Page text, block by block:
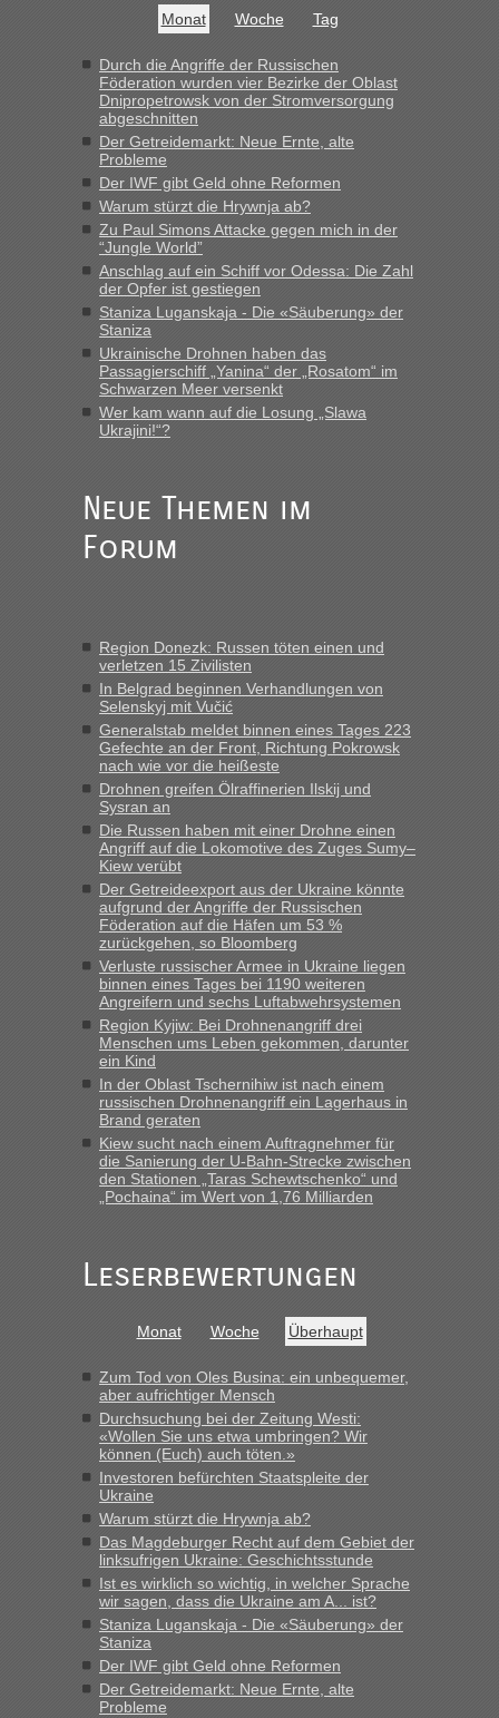
buchbar - warum auch immer ...
Hab´s versucht - bekomme aber immer angezeigt "auf dieser
Strecke fahren wir nicht"
inBerichte und Reisetipps • Re: Mit dem Zug in
die Ukraine
„Man sollte aber explizit dazu schreiben, daß es ein Zug von
LeoExpress ist - und nur auf deren Webseite kann man die
Fahrkarten kaufen. Zumindest ist es die erste Umsteigefreie
Verbindung von Deutschland...“
Recht, Visa und Dokumente • Re: Deklaration
gebrauchter Kleidung beim Zoll
„Vielen Dank, mit einem Briefchen meiner Frau im Gepäck
gab es keine Probleme“
fast 11 Milliarden aufgedeckt
„Am besten wäre natürlich, wenn die Frau mit dabei ist.
Alleinreisende Männer stehen schließlich immer unter
Milliarden aufgedeckt
„Kein Zoll. Du musst an sich nur sagen dass das privat ist
und du nicht damit handeln willst. So lange das nicht
Originalverpackt ist und ersichlich das nicht neu sollte es
keine Probleme geben“
Recht, Visa und Dokumente • Deklaration
gebrauchter Kleidung beim Zoll
„Hallo Leute, ich weiß nicht, ob ich hier richtig bin mit meiner
Anfrage. Ich möchte 4 Umzugskartons mit gebrauchter
Straßen Kleidung bei der Einreise in die Ukraine
mitnehmen. Es ist gebrauchte Kleidung...“
Berichte und Reisetipps • Re: An welchem
Grenzübergang zwischen Polen und der Ukraine geht es am
schnellsten?
„Wir sind mit unserem Wohnmobil, wie geplant am Montag
15.6. in Krakovets rüber. Sehr zeitig los gegen 5 Uhr in der
Früh. Mit sehr sehr wenig Verkehr, super bis zur Grenze. Nur
8 PKW vor der Schranke....“
inBerichte und Reisetipps • Re: An welchem
Grenzübergang zwischen Polen und der Ukraine geht es am
schnellsten?
„Gestern 6 Stunden warten vor der Grenze Richtung Polen
Grenzübergang zwischen Polen und der Ukraine geht es am
„Bin am Montag 15.6.26 um 8 Uhr in Urgyniw ausgereist,
das erste Mal an einem Montagmorgen ca. 15 Fahrzeuge
vor mir, bin sonst der Erste oder Zweite, egal, nach ca 20
Minuten wurde dann die nächste Welle...“
Berichte und Reisetipps • Re: An welchem
Grenzübergang zwischen Polen und der Ukraine geht es am
schnellsten?
„Derzeit, ist es überall sehr voll an den Grenzen Ukraine/
Polen. Zb. Krakovets 100 PKW ca. 10 h Wartezeit. Wollen
Montag rüber, versuchen es sehr früh.“
Monat Woche Tag
Durch die Angriffe der Russischen
Föderation wurden vier Bezirke der Oblast
Dnipropetrowsk von der Stromversorgung
abgeschnitten
Der Getreidemarkt: Neue Ernte, alte
Probleme
Der IWF gibt Geld ohne Reformen
Warum stürzt die Hrywnja ab?
Zu Paul Simons Attacke gegen mich in der
“Jungle World”
Anschlag auf ein Schiff vor Odessa: Die Zahl
der Opfer ist gestiegen
Staniza Luganskaja - Die «Säuberung» der
Staniza
Ukrainische Drohnen haben das
Passagierschiff „Yanina“ der „Rosatom“ im
Schwarzen Meer versenkt
Wer kam wann auf die Losung „Slawa
Ukrajini!“?
Neue Themen im
Forum
Region Donezk: Russen töten einen und
verletzen 15 Zivilisten
In Belgrad beginnen Verhandlungen von
Selenskyj mit Vučić
Generalstab meldet binnen eines Tages 223
Gefechte an der Front, Richtung Pokrowsk
nach wie vor die heißeste
Drohnen greifen Ölraffinerien Ilskij und
Sysran an
Die Russen haben mit einer Drohne einen
Angriff auf die Lokomotive des Zuges Sumy–
Kiew verübt
Der Getreideexport aus der Ukraine könnte
aufgrund der Angriffe der Russischen
Föderation auf die Häfen um 53 %
zurückgehen, so Bloomberg
Verluste russischer Armee in Ukraine liegen
binnen eines Tages bei 1190 weiteren
Angreifern und sechs Luftabwehrsystemen
Region Kyjiw: Bei Drohnenangriff drei
Menschen ums Leben gekommen, darunter
ein Kind
In der Oblast Tschernihiw ist nach einem
russischen Drohnenangriff ein Lagerhaus in
Brand geraten
Kiew sucht nach einem Auftragnehmer für
die Sanierung der U-Bahn-Strecke zwischen
den Stationen „Taras Schewtschenko“ und
„Pochaina“ im Wert von 1,76 Milliarden
Leserbewertungen
Monat Woche Überhaupt
Zum Tod von Oles Busina: ein unbequemer,
aber aufrichtiger Mensch
Durchsuchung bei der Zeitung Westi:
«Wollen Sie uns etwa umbringen? Wir
können (Euch) auch töten.»
Investoren befürchten Staatspleite der
Ukraine
Warum stürzt die Hrywnja ab?
Das Magdeburger Recht auf dem Gebiet der
linksufrigen Ukraine: Geschichtsstunde
Ist es wirklich so wichtig, in welcher Sprache
wir sagen, dass die Ukraine am A... ist?
Staniza Luganskaja - Die «Säuberung» der
Staniza
Der IWF gibt Geld ohne Reformen
Der Getreidemarkt: Neue Ernte, alte
Probleme